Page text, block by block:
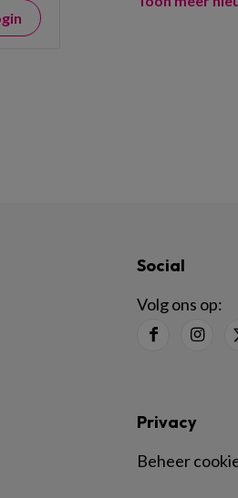
Social
Volg ons op:
Privacy
Beheer